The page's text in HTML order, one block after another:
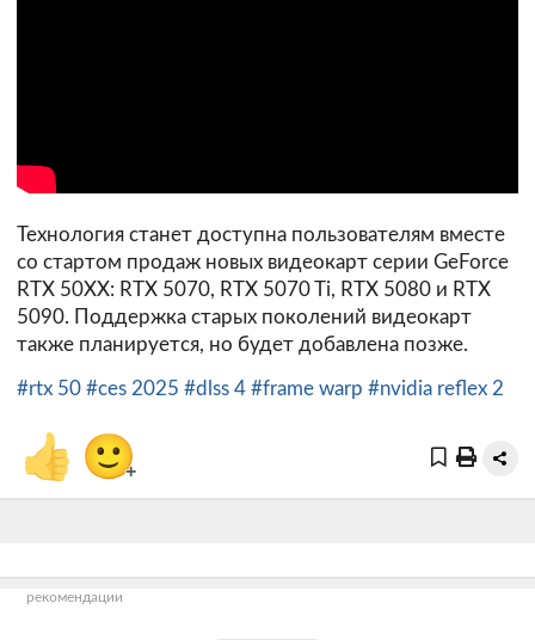
Технология станет доступна пользователям вместе
со стартом продаж новых видеокарт серии GeForce
RTX 50XX: RTX 5070, RTX 5070 Ti, RTX 5080 и RTX
5090. Поддержка старых поколений видеокарт
также планируется, но будет добавлена позже.
#rtx 50 #ces 2025 #dlss 4 #frame warp #nvidia reflex 2
👍 🙂+
рекомендации